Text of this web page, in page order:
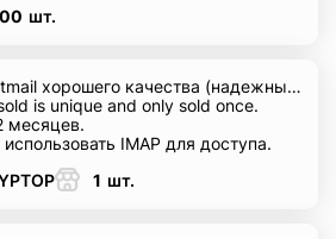
шт.
качества (надежный, получайте сообщения через IMAP. Суперактивен 6–12 месяцев отлёжки)
is unique and only sold once.
месяцев.
IMAP для доступа.
1 шт.